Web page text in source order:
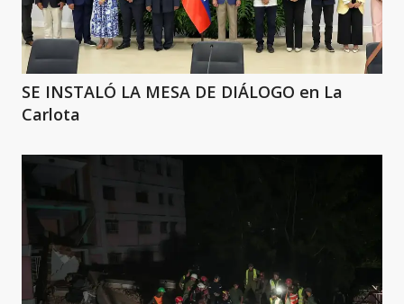
SE INSTALÓ LA MESA DE DIÁLOGO en La
Carlota